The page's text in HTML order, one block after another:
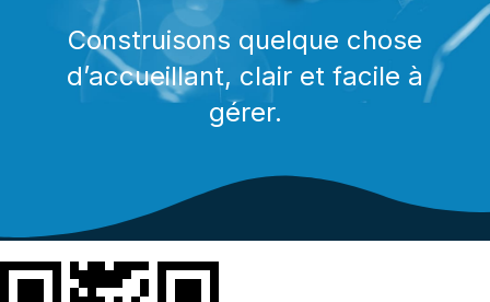
Construisons quelque chose
d’accueillant, clair et facile à
gérer.